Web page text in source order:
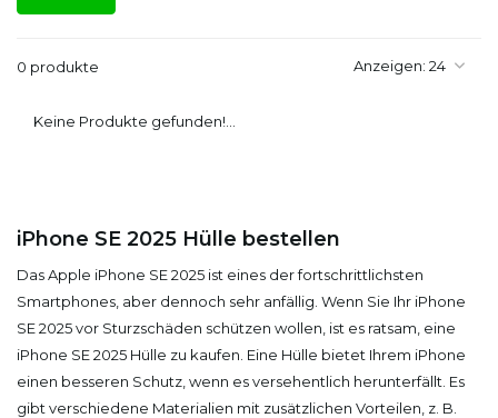
0 produkte Anzeigen:
Keine Produkte gefunden!...
iPhone SE 2025 Hülle bestellen
Das Apple iPhone SE 2025 ist eines der fortschrittlichsten
Smartphones, aber dennoch sehr anfällig. Wenn Sie Ihr iPhone
SE 2025 vor Sturzschäden schützen wollen, ist es ratsam, eine
iPhone SE 2025 Hülle zu kaufen. Eine Hülle bietet Ihrem iPhone
einen besseren Schutz, wenn es versehentlich herunterfällt. Es
gibt verschiedene Materialien mit zusätzlichen Vorteilen, z. B.